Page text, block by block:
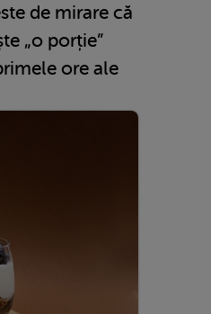
de mirare că
„o porție”
ore ale